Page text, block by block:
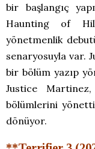
bir başlangıç
Haunting of Hill
yönetmenlik
senaryosuyla var.
bir bölüm yazıp
Justice
bölümlerini
dönüyor.